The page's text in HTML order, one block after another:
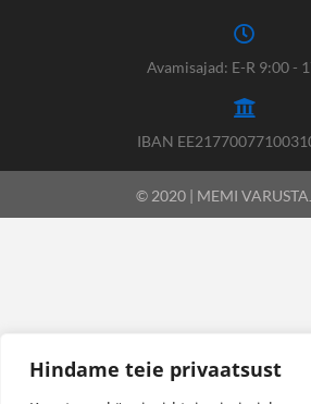
Hindame teie privaatsust
Avamisajad: E-R 9:00 -
IBAN
© 2020 | MEMI